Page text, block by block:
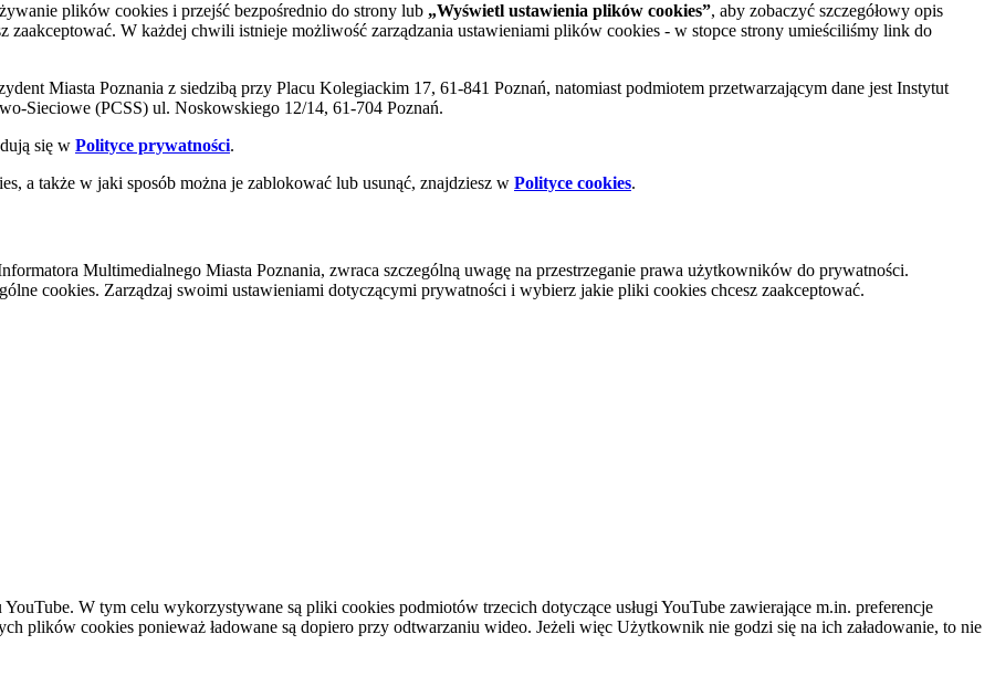
plików cookies i przejść bezpośrednio do strony lub „Wyświetl ustawienia plików cookies”, aby zobaczyć szczegółowy opis
zaakceptować. W każdej chwili istnieje możliwość zarządzania ustawieniami plików cookies - w stopce strony umieściliśmy link do
Miasta Poznania z siedzibą przy Placu Kolegiackim 17, 61-841 Poznań, natomiast podmiotem przetwarzającym dane jest Instytut
Sieciowe (PCSS) ul. Noskowskiego 12/14, 61-704 Poznań.
się w Polityce prywatności.
a także w jaki sposób można je zablokować lub usunąć, znajdziesz w Polityce cookies.
Multimedialnego Miasta Poznania, zwraca szczególną uwagę na przestrzeganie prawa użytkowników do prywatności.
cookies. Zarządzaj swoimi ustawieniami dotyczącymi prywatności i wybierz jakie pliki cookies chcesz zaakceptować.
W tym celu wykorzystywane są pliki cookies podmiotów trzecich dotyczące usługi YouTube zawierające m.in. preferencje
plików cookies ponieważ ładowane są dopiero przy odtwarzaniu wideo. Jeżeli więc Użytkownik nie godzi się na ich załadowanie, to nie